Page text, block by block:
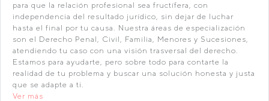
para que la relación profesional sea fructífera, con
independencia del resultado jurídico, sin dejar de luchar
hasta el final por tu causa. Nuestra áreas de especialización
son el Derecho Penal, Civil, Familia, Menores y Sucesiones,
atendiendo tu caso con una visión trasversal del derecho.
Estamos para ayudarte, pero sobre todo para contarte la
realidad de tu problema y buscar una solución honesta y justa
que se adapte a ti.
Ver más